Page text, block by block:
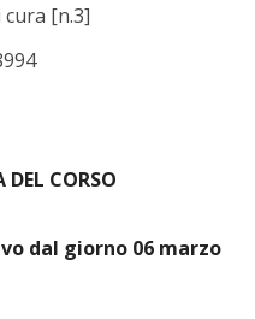
[n.3]
DEL CORSO
dal giorno 06 marzo